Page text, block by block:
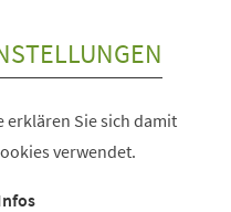
erklären Sie sich damit
verwendet.